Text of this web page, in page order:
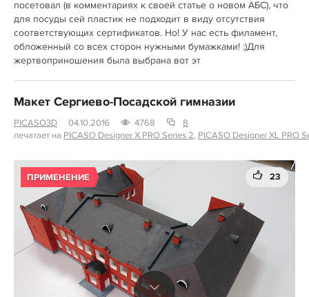
посетовал (в комментариях к своей статье о новом АБС), что
для посуды сей пластик не подходит в виду отсутствия
соответствующих сертификатов. Но! У нас есть филамент,
обложенный со всех сторон нужными бумажками! ;)Для
жертвоприношения была выбрана вот эт
Макет Сергиево-Посадской гимназии
PICASO3D 04.10.2016 4768
8
печатает на PICASO Designer X PRO Series 2, PICASO Designer XL PRO
ПРИМЕНЕНИЕ 23